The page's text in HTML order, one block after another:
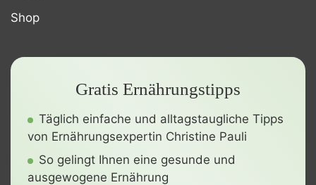
Shop
Gratis Ernährungstipps
Täglich einfache und alltagstaugliche Tipps
von Ernährungsexpertin Christine Pauli
So gelingt Ihnen eine gesunde und
ausgewogene Ernährung